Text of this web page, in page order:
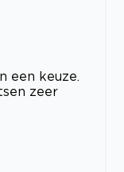
een keuze.
zeer